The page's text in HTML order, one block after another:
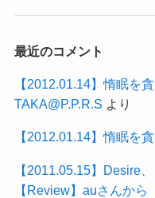
最近のコメント
【2012.01.14】惰眠を
TAKA@P.P.R.S より
【2012.01.14】惰眠を
【2011.05.15】Desire
【Review】auさんか